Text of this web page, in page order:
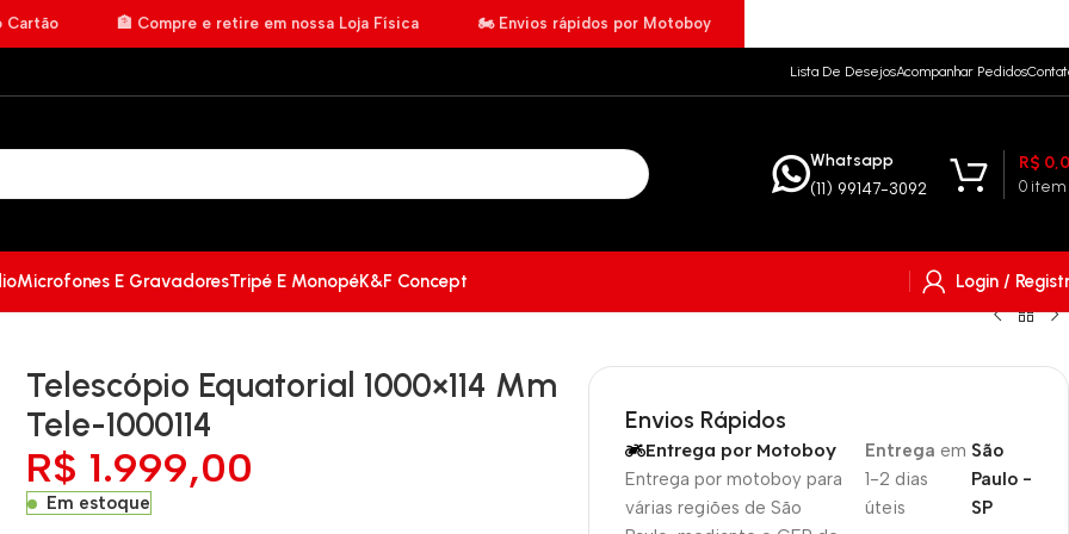
Lista De DesejosAcompanhar Pedidos
Whatsapp
(11) 99147-3092 0 item
R$
Microfones E GravadoresTripé E MonopéK&F Concept
Login /
Telescópio Equatorial 1000×114 Mm
Tele-1000114
R$ 1.999,00
Em estoque
Envios Rápidos
Entrega por Motoboy
Entrega por motoboy para
várias regiões de São
Entrega em
1-2 dias
úteis
São
Paulo -
SP
Cartão 🏦 Compre e retire em nossa Loja Física 🏍️ Envios rápidos por Motoboy